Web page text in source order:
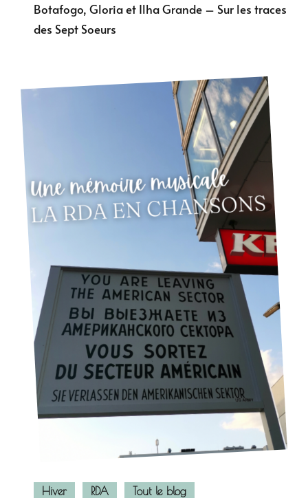
Botafogo, Gloria et Ilha Grande – Sur les traces
des Sept Soeurs
Hiver RDA Tout le blog